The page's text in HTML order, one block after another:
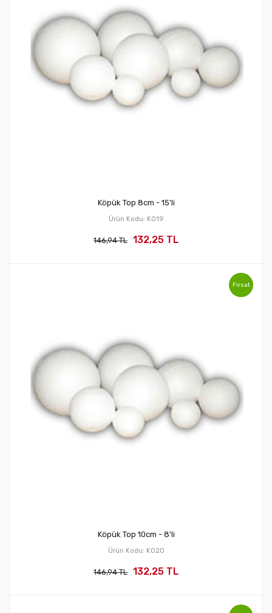
Köpük Top 8cm - 15'li
Ürün Kodu: KO19
146,94 TL 132,25 TL
Fırsat
Köpük Top 10cm - 8'li
Ürün Kodu: KO20
146,94 TL 132,25 TL